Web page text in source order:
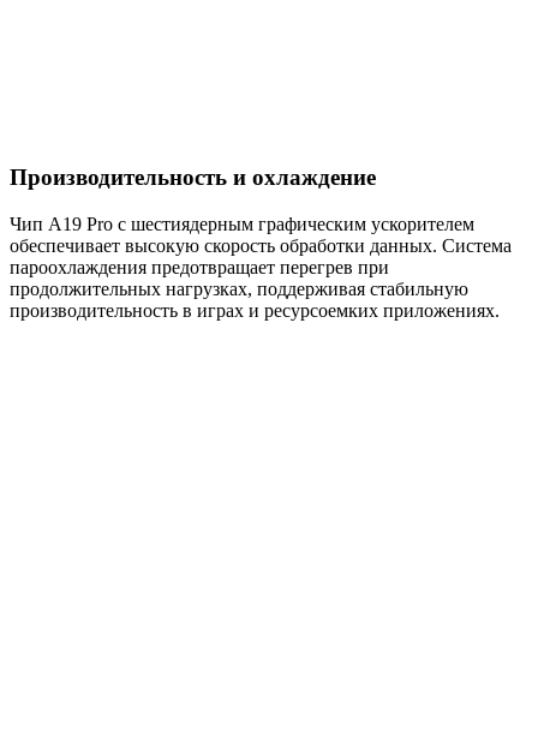
Производительность и охлаждение
Чип A19 Pro с шестиядерным графическим ускорителем
обеспечивает высокую скорость обработки данных. Система
пароохлаждения предотвращает перегрев при
продолжительных нагрузках, поддерживая стабильную
производительность в играх и ресурсоемких приложениях.